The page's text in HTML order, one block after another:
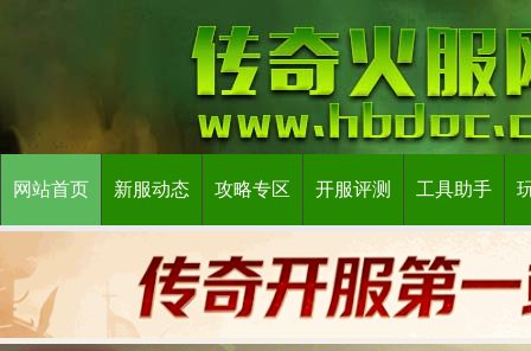
网站首页 新服动态 攻略专区 开服评测 工具助手